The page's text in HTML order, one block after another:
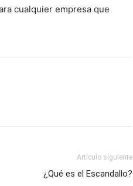
cualquier empresa que
Artículo siguiente
¿Qué es el Escandallo?